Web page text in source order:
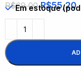
R$69,00 R$55,20
Em estoque